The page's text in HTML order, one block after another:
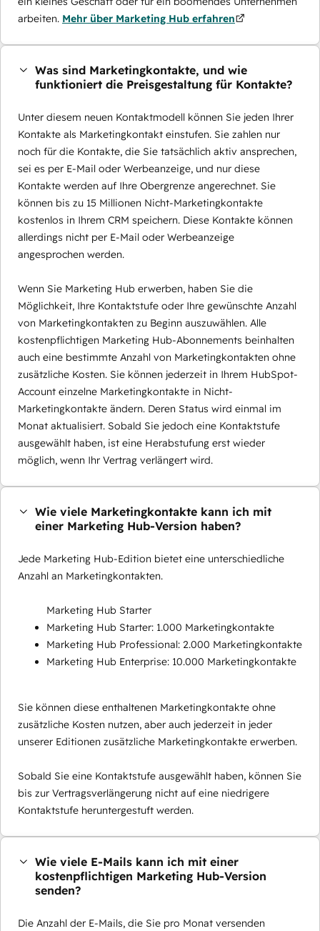
arbeiten. Mehr über Marketing Hub erfahren
Was sind Marketingkontakte, und wie
funktioniert die Preisgestaltung für Kontakte?
Unter diesem neuen Kontaktmodell können Sie jeden Ihrer
Kontakte als Marketingkontakt einstufen. Sie zahlen nur
noch für die Kontakte, die Sie tatsächlich aktiv ansprechen,
sei es per E-Mail oder Werbeanzeige, und nur diese
Kontakte werden auf Ihre Obergrenze angerechnet. Sie
können bis zu 15 Millionen Nicht-Marketingkontakte
kostenlos in Ihrem CRM speichern. Diese Kontakte können
allerdings nicht per E-Mail oder Werbeanzeige
angesprochen werden.
Wenn Sie Marketing Hub erwerben, haben Sie die
Möglichkeit, Ihre Kontaktstufe oder Ihre gewünschte Anzahl
von Marketingkontakten zu Beginn auszuwählen. Alle
kostenpflichtigen Marketing Hub-Abonnements beinhalten
auch eine bestimmte Anzahl von Marketingkontakten ohne
zusätzliche Kosten. Sie können jederzeit in Ihrem HubSpot-
Account einzelne Marketingkontakte in Nicht-
Marketingkontakte ändern. Deren Status wird einmal im
Monat aktualisiert. Sobald Sie jedoch eine Kontaktstufe
ausgewählt haben, ist eine Herabstufung erst wieder
möglich, wenn Ihr Vertrag verlängert wird.
Wie viele Marketingkontakte kann ich mit
einer Marketing Hub-Version haben?
Jede Marketing Hub-Edition bietet eine unterschiedliche
Anzahl an Marketingkontakten.
Marketing Hub Starter
Marketing Hub Starter: 1.000 Marketingkontakte
Marketing Hub Professional: 2.000 Marketingkontakte
Marketing Hub Enterprise: 10.000 Marketingkontakte
Sie können diese enthaltenen Marketingkontakte ohne
zusätzliche Kosten nutzen, aber auch jederzeit in jeder
unserer Editionen zusätzliche Marketingkontakte erwerben.
Sobald Sie eine Kontaktstufe ausgewählt haben, können Sie
bis zur Vertragsverlängerung nicht auf eine niedrigere
Kontaktstufe heruntergestuft werden.
Wie viele E-Mails kann ich mit einer
kostenpflichtigen Marketing Hub-Version
senden?
Die Anzahl der E-Mails, die Sie pro Monat versenden